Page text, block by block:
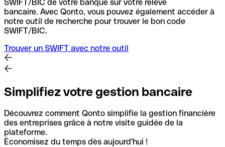
SWIFT/BIC de votre banque sur votre relevé
bancaire. Avec Qonto, vous pouvez également accéder à
notre outil de recherche pour trouver le bon code
SWIFT/BIC.
Trouver un SWIFT avec notre outil
Simplifiez votre gestion bancaire
Découvrez comment Qonto simplifie la gestion financière
des entreprises grâce à notre visite guidée de la
plateforme.
Économisez du temps dès aujourd'hui !